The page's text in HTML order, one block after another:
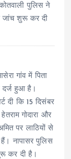
पुलिस ने
जांच शुरू कर दी
गांव में पिता
दर्ज हुआ है।
दी कि 15 दिसंबर
गोदारा और
पर लाठियों से
नापासर पुलिस
कर दी है।